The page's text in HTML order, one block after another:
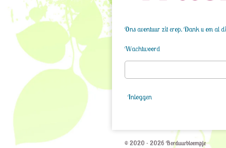
Ons avontuur zit erop. Dank u om al
Wachtwoord
Inloggen
© 2020 - 2026 Borduurbloempje